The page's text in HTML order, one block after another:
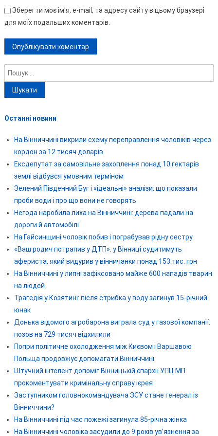
Зберегти моє ім'я, e-mail, та адресу сайту в цьому браузері
для моїх подальших коментарів.
Пошук:
Останні новини
На Вінниччині викрили схему переправлення чоловіків через
кордон за 12 тисяч доларів
Ексдепутат за самовільне захоплення понад 10 гектарів
землі відбувся умовним терміном
Зелений Південний Буг і «ідеальні» аналізи: що показали
проби води і про що вони не говорять
Негода наробила лиха на Вінниччині: дерева падали на
дороги й автомобілі
На Гайсинщині чоловік побив і пограбував рідну сестру
«Ваш родич потрапив у ДТП»: у Вінниці судитимуть
афериста, який видурив у вінничанки понад 153 тис. грн
На Вінниччині у липні зафіксовано майже 600 нападів тварин
на людей
Трагедія у Козятині: після стрибка у воду загинув 15-річний
юнак
Донька відомого агробарона виграла суд у газової компанії:
позов на 729 тисяч відхилили
Попри політичне охолодження між Києвом і Варшавою
Польща продовжує допомагати Вінниччині
Штучний інтелект допоміг Вінницькій єпархії УПЦ МП
прокоментувати кримінальну справу ієрея
Заступником головнокомандувача ЗСУ стане генерал із
Вінниччини?
На Вінниччині під час пожежі загинула 85-річна жінка
На Вінниччині чоловіка засудили до 9 років ув’язнення за